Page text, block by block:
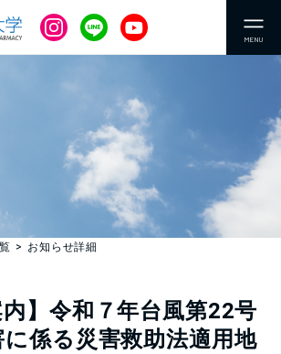
MENU
お知らせ詳細
内】令和７年台風第22号
係る災害救助法適用地